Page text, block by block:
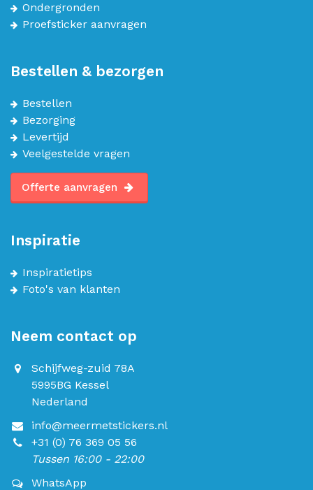
Ondergronden
Proefsticker aanvragen
Bestellen & bezorgen
Bestellen
Bezorging
Levertijd
Veelgestelde vragen
Offerte aanvragen
Inspiratie
Inspiratietips
Foto's van klanten
Neem contact op
Schijfweg-zuid 78A
5995BG Kessel
Nederland
info@meermetstickers.nl
+31 (0) 76 369 05 56
Tussen 16:00 - 22:00
WhatsApp